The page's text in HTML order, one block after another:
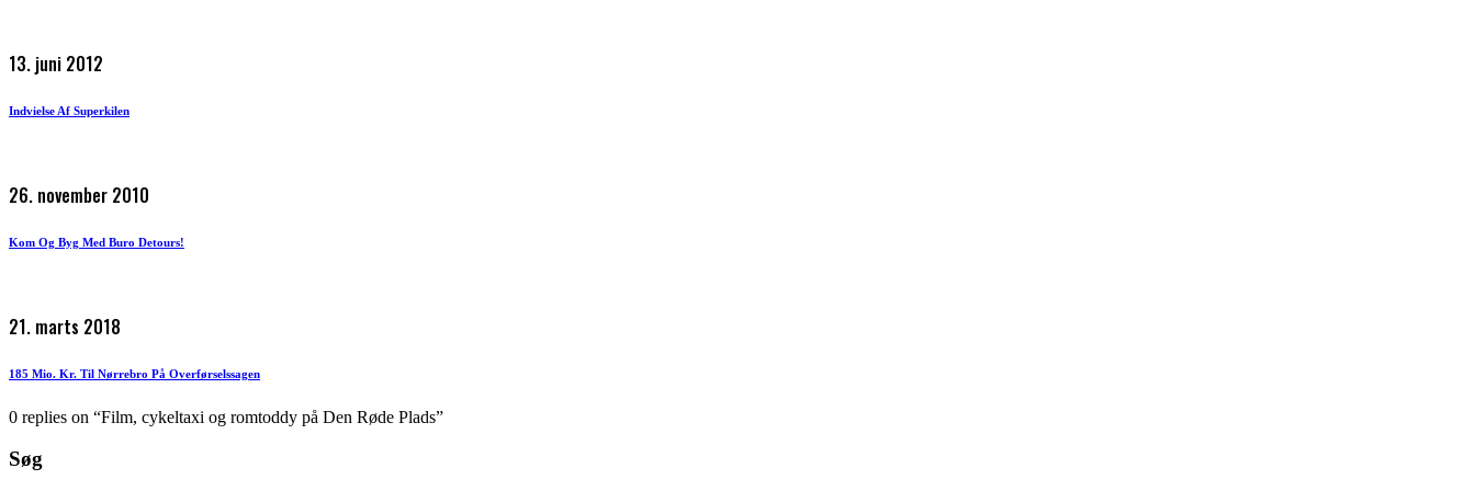
13. juni 2012
Indvielse Af Superkilen
26. november 2010
Kom Og Byg Med Buro Detours!
21. marts 2018
185 Mio. Kr. Til Nørrebro På Overførselssagen
0 replies on “Film, cykeltaxi og romtoddy på Den Røde Plads”
Søg